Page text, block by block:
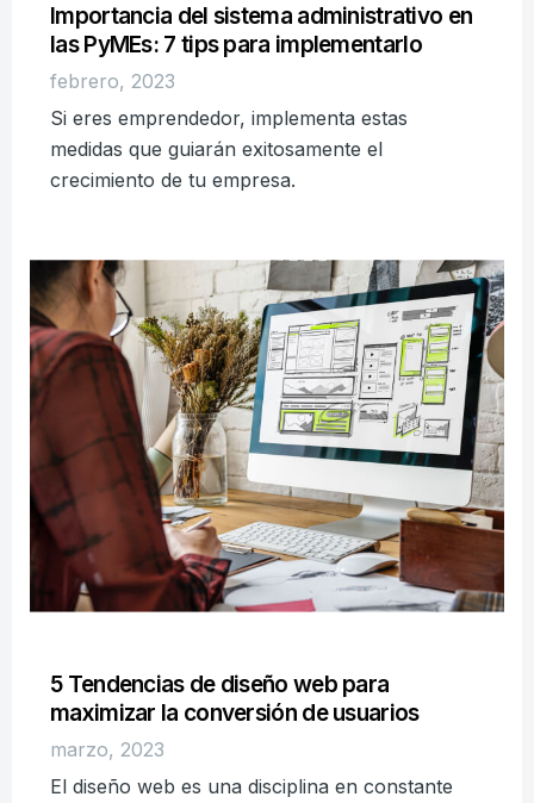
Importancia del sistema administrativo en
las PyMEs: 7 tips para implementarlo
febrero, 2023
Si eres emprendedor, implementa estas
medidas que guiarán exitosamente el
crecimiento de tu empresa.
5 Tendencias de diseño web para
maximizar la conversión de usuarios
marzo, 2023
El diseño web es una disciplina en constante